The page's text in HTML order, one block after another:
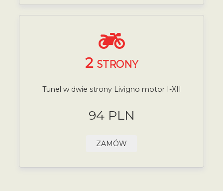
2 STRONY
Tunel w dwie strony Livigno motor I-XII
94 PLN
ZAMÓW